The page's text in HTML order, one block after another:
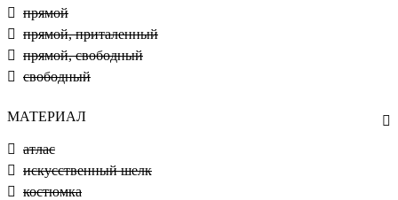
прямой
прямой, приталенный
прямой, свободный
свободный
МАТЕРИАЛ
атлас
искусственный шелк
костюмка